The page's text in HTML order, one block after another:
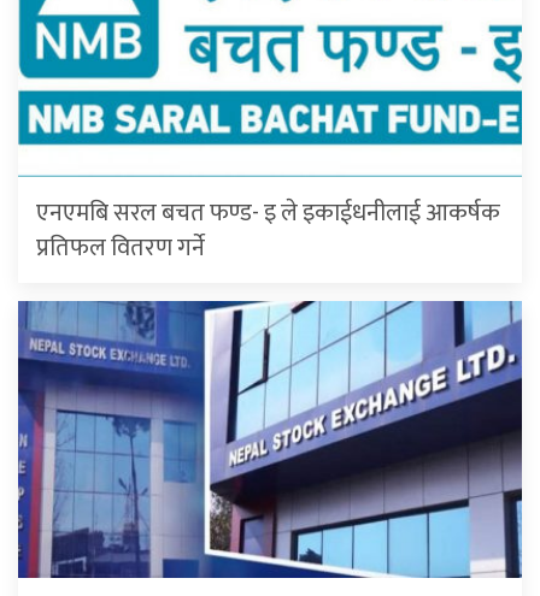
एनएमबि सरल बचत फण्ड- इ ले इकाईधनीलाई आकर्षक
प्रतिफल वितरण गर्ने